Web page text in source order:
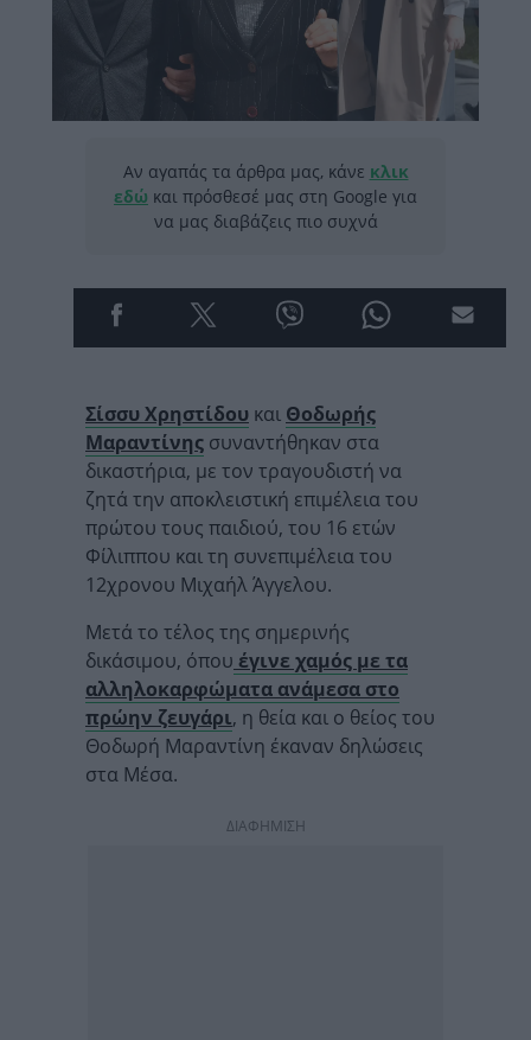
Αν αγαπάς τα άρθρα μας, κάνε κλικ
εδώ και πρόσθεσέ μας στη Google για
να μας διαβάζεις πιο συχνά
Σίσσυ Χρηστίδου και Θοδωρής
Μαραντίνης συναντήθηκαν στα
δικαστήρια, με τον τραγουδιστή να
ζητά την αποκλειστική επιμέλεια του
πρώτου τους παιδιού, του 16 ετών
Φίλιππου και τη συνεπιμέλεια του
12χρονου Μιχαήλ Άγγελου.
Μετά το τέλος της σημερινής
δικάσιμου, όπου έγινε χαμός με τα
αλληλοκαρφώματα ανάμεσα στο
πρώην ζευγάρι, η θεία και ο θείος του
Θοδωρή Μαραντίνη έκαναν δηλώσεις
στα Μέσα.
ΔΙΑΦΗΜΙΣΗ